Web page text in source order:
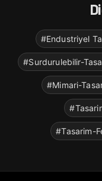
#Endustriyel
#Surdurulebilir-
#Mimari-
#Tasarim-